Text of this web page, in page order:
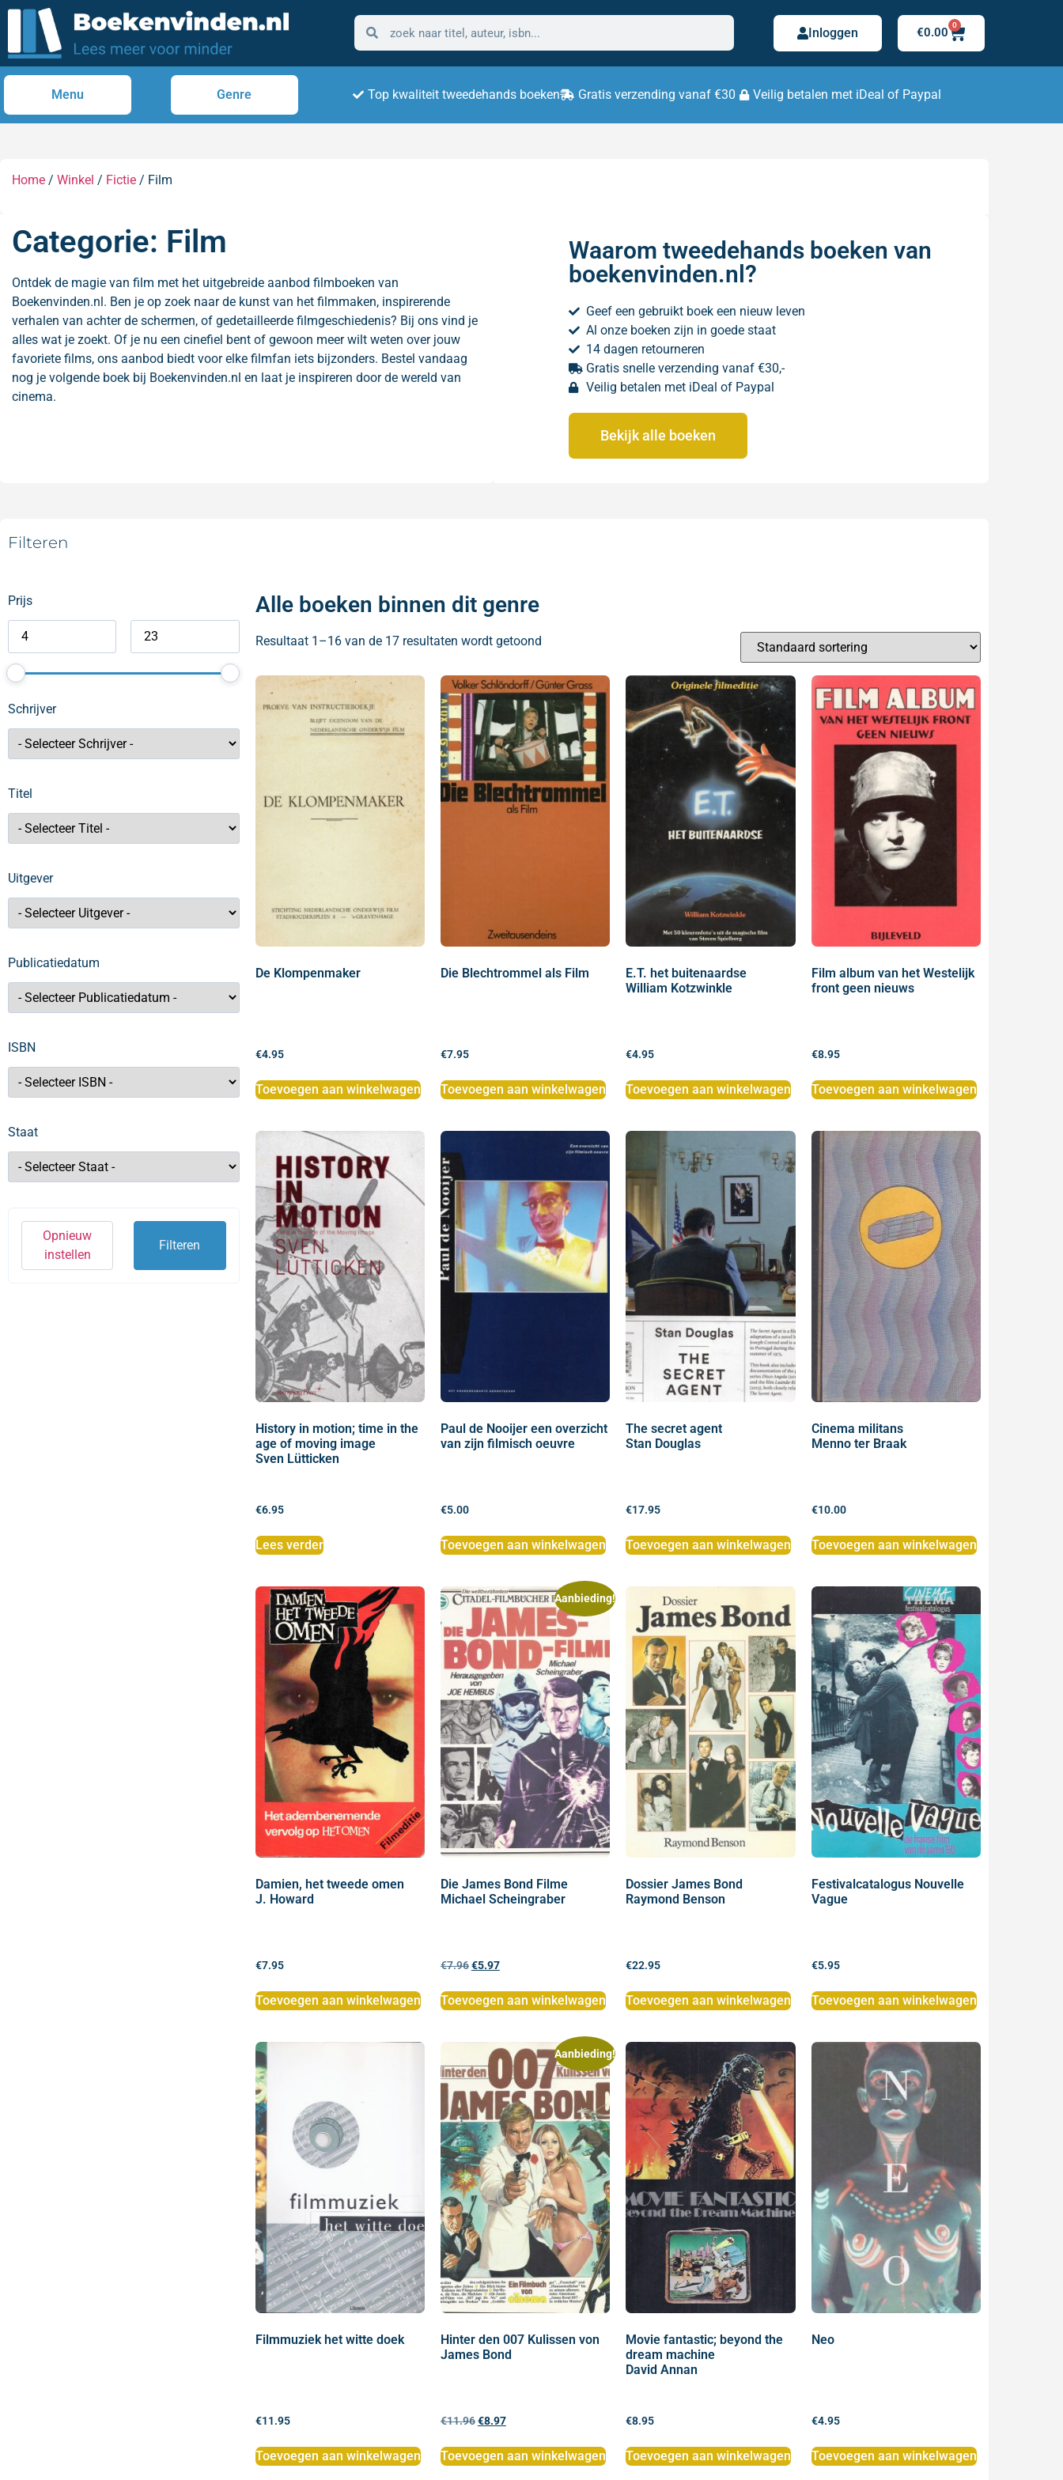
Inloggen €0.00
0
Menu Genre Top kwaliteit tweedehands boeken Gratis verzending vanaf €30 Veilig betalen met iDeal of Paypal
Home / Winkel / Fictie / Film
Categorie: Film
Ontdek de magie van film met het uitgebreide aanbod filmboeken van
Boekenvinden.nl. Ben je op zoek naar de kunst van het filmmaken, inspirerende
verhalen van achter de schermen, of gedetailleerde filmgeschiedenis? Bij ons vind je
alles wat je zoekt. Of je nu een cinefiel bent of gewoon meer wilt weten over jouw
favoriete films, ons aanbod biedt voor elke filmfan iets bijzonders. Bestel vandaag
nog je volgende boek bij Boekenvinden.nl en laat je inspireren door de wereld van
cinema.
Waarom tweedehands boeken van
boekenvinden.nl?
Geef een gebruikt boek een nieuw leven
Al onze boeken zijn in goede staat
14 dagen retourneren
Gratis snelle verzending vanaf €30,-
Veilig betalen met iDeal of Paypal
Bekijk alle boeken
Filteren
Prijs
Schrijver
Titel
Uitgever
Publicatiedatum
ISBN
Staat
Filteren
Opnieuw
instellen
Alle boeken binnen dit genre
Resultaat 1–16 van de 17 resultaten wordt getoond
De Klompenmaker
€4.95
Toevoegen aan winkelwagen
Die Blechtrommel als Film
€7.95
Toevoegen aan winkelwagen
E.T. het buitenaardse
William Kotzwinkle
€4.95
Toevoegen aan winkelwagen
Film album van het Westelijk
front geen nieuws
€8.95
Toevoegen aan winkelwagen
History in motion; time in the
age of moving image
Sven Lütticken
€6.95
Lees verder
Paul de Nooijer een overzicht
van zijn filmisch oeuvre
€5.00
Toevoegen aan winkelwagen
The secret agent
Stan Douglas
€17.95
Toevoegen aan winkelwagen
Cinema militans
Menno ter Braak
€10.00
Toevoegen aan winkelwagen
Damien, het tweede omen
J. Howard
€7.95
Toevoegen aan winkelwagen
Aanbieding!
Die James Bond Filme
Michael Scheingraber
€7.96€5.97
Toevoegen aan winkelwagen
Dossier James Bond
Raymond Benson
€22.95
Toevoegen aan winkelwagen
Festivalcatalogus Nouvelle
Vague
€5.95
Toevoegen aan winkelwagen
Filmmuziek het witte doek
€11.95
Toevoegen aan winkelwagen
Aanbieding!
Hinter den 007 Kulissen von
James Bond
€11.96€8.97
Toevoegen aan winkelwagen
Movie fantastic; beyond the
dream machine
David Annan
€8.95
Toevoegen aan winkelwagen
Neo
€4.95
Toevoegen aan winkelwagen